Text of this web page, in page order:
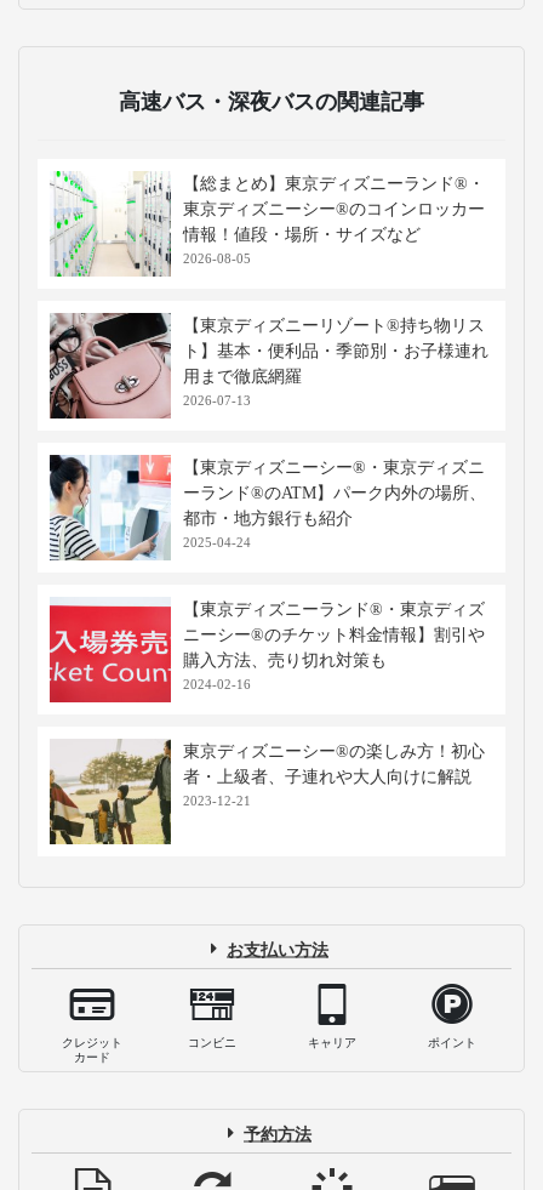
高速バス・深夜バスの関連記事
【総まとめ】東京ディズニーランド®・
東京ディズニーシー®のコインロッカー
情報！値段・場所・サイズなど
2026-08-05
【東京ディズニーリゾート®持ち物リス
ト】基本・便利品・季節別・お子様連れ
用まで徹底網羅
2026-07-13
【東京ディズニーシー®・東京ディズニ
ーランド®のATM】パーク内外の場所、
都市・地方銀行も紹介
2025-04-24
【東京ディズニーランド®・東京ディズ
ニーシー®のチケット料金情報】割引や
購入方法、売り切れ対策も
2024-02-16
東京ディズニーシー®の楽しみ方！初心
者・上級者、子連れや大人向けに解説
2023-12-21
お支払い方法
クレジット
カード
コンビニ キャリア ポイント
予約方法